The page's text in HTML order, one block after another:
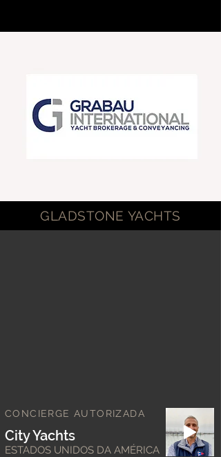
GLADSTONE YACHTS
CONCIERGE AUTORIZADA
City Yachts
ESTADOS UNIDOS DA AMÉRICA